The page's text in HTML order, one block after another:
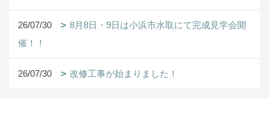
26/07/30
8月8日・9日は小浜市水取にて完成見学会開
催！！
26/07/30 改修工事が始まりました！